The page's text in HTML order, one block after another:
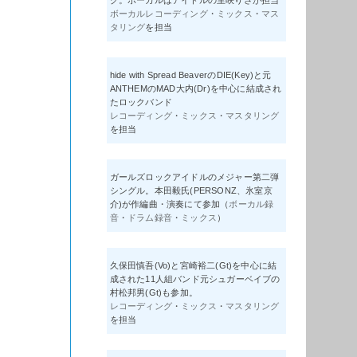
ボーカルレコーディング・ ミックス ・ マス
タリングを担当
hide with Spread BeaverのDIE(Key)と元
ANTHEMのMAD大内(Dr)を中心に結成され
たロックバンド
レコーディング・ ミックス ・ マスタリング
を担当
ガールズロックアイドルのメジャー第二弾
シングル。本田毅氏(PERSONZ、氷室京
介)が作編曲・演奏にて参加（ ボーカル録
音・ ドラム録音 ・ ミックス ）
久保田慎吾(Vo)と宮崎裕二(Gt)を中心に結
成された11人組バンド元シュガーベイブの
村松邦男(Gt)も参加。
レコーディング・ ミックス ・ マスタリング
を担当